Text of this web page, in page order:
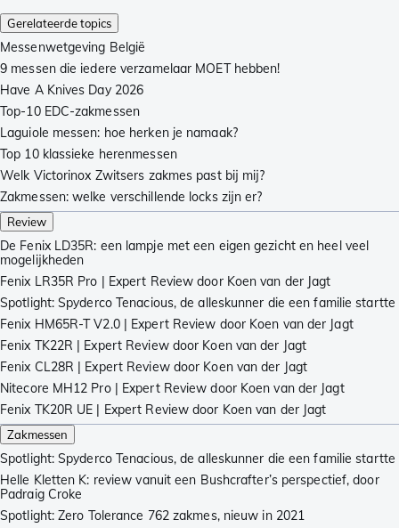
Gerelateerde topics
Messenwetgeving België
9 messen die iedere verzamelaar MOET hebben!
Have A Knives Day 2026
Top-10 EDC-zakmessen
Laguiole messen: hoe herken je namaak?
Top 10 klassieke herenmessen
Welk Victorinox Zwitsers zakmes past bij mij?
Zakmessen: welke verschillende locks zijn er?
Review
De Fenix LD35R: een lampje met een eigen gezicht en heel veel
mogelijkheden
Fenix LR35R Pro | Expert Review door Koen van der Jagt
Spotlight: Spyderco Tenacious, de alleskunner die een familie startte
Fenix HM65R-T V2.0 | Expert Review door Koen van der Jagt
Fenix TK22R | Expert Review door Koen van der Jagt
Fenix CL28R | Expert Review door Koen van der Jagt
Nitecore MH12 Pro | Expert Review door Koen van der Jagt
Fenix TK20R UE | Expert Review door Koen van der Jagt
Zakmessen
Spotlight: Spyderco Tenacious, de alleskunner die een familie startte
Helle Kletten K: review vanuit een Bushcrafter’s perspectief, door
Padraig Croke
Spotlight: Zero Tolerance 762 zakmes, nieuw in 2021